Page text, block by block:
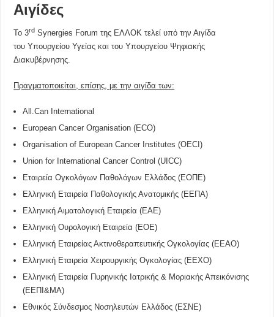
Αιγίδες
Το 3rd Synergies Forum της ΕΛΛΟΚ τελεί υπό την Αιγίδα
του Υπουργείου Υγείας και του Υπουργείου Ψηφιακής
Διακυβέρνησης.
Πραγματοποιείται, επίσης, με την αιγίδα των:
All.Can International
European Cancer Organisation (ECO)
Organisation of European Cancer Institutes (OECI)
Union for International Cancer Control (UICC)
Εταιρεία Ογκολόγων Παθολόγων Ελλάδος (ΕΟΠΕ)
Ελληνική Εταιρεία Παθολογικής Ανατομικής (ΕΕΠΑ)
Ελληνική Αιματολογική Εταιρεία (ΕΑΕ)
Ελληνική Ουρολογική Εταιρεία (ΕΟΕ)
Ελληνική Εταιρείας Ακτινοθεραπευτικής Ογκολογίας (ΕΕΑΟ)
Ελληνική Εταιρεία Χειρουργικής Ογκολογίας (ΕΕΧΟ)
Ελληνική Εταιρεία Πυρηνικής Ιατρικής & Μοριακής Απεικόνισης
(ΕΕΠΙ&ΜΑ)
Εθνικός Σύνδεσμος Νοσηλευτών Ελλάδος (ΕΣΝΕ)